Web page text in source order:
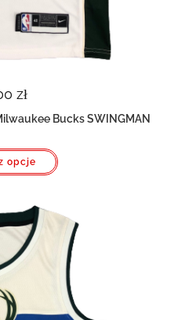
zł
Bucks SWINGMAN
opcje
produkt
można
wybrać
na
stronie
produktu